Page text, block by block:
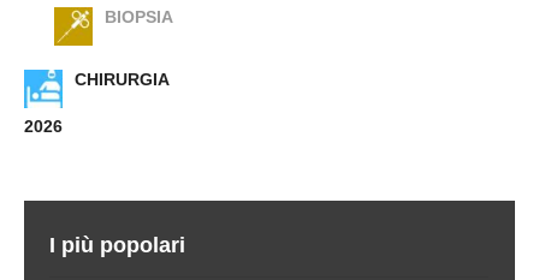
BIOPSIA
CHIRURGIA
2026
I più popolari